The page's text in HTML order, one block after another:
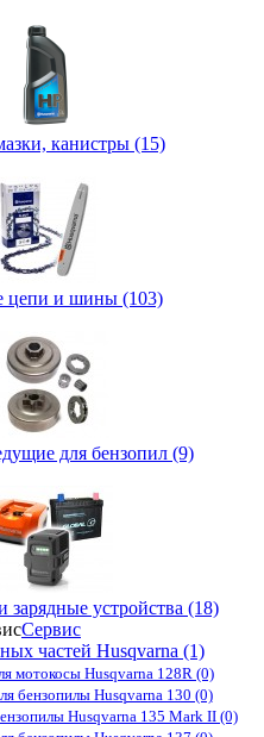
канистры (15)
цепи и шины (103)
для бензопил (9)
зарядные устройства (18)
Сервис
частей Husqvarna (1)
мотокосы Husqvarna 128R (0)
бензопилы Husqvarna 130 (0)
Husqvarna 135 Mark II (0)